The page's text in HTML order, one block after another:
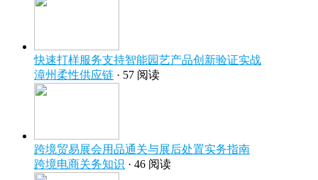
快速打样服务支持智能园艺产品创新验证实战
漳州柔性供应链 · 57 阅读
跨境贸易展会用品通关与展后处置实务指南
跨境电商关务知识 · 46 阅读